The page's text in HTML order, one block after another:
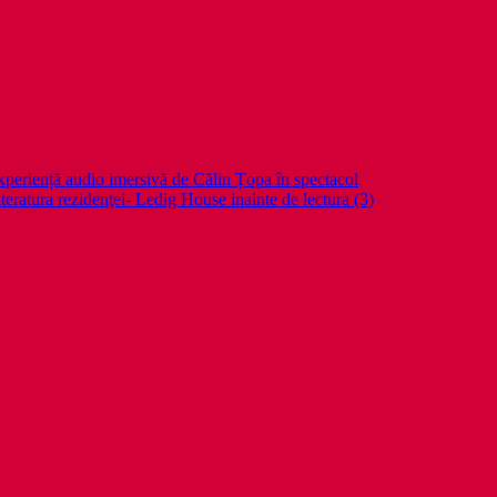
audio imersivă de Călin Țopa în spectacol
rezidenţei- Ledig House inainte de lectura (3)